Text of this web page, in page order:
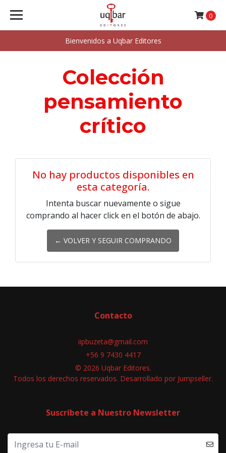
Bienvenidos a Uqbar Editores
0
Colección
pensamiento
crítico
No hay productos disponibles en
esta categoría.
Intenta buscar nuevamente o sigue
comprando al hacer click en el botón de abajo.
← VOLVER Y SEGUIR COMPRANDO
Contacto
iipbuzeta@gmail.com
+56 9 7430 4417
© 2026 Uqbar Editores.
Todos los derechos reservados. Desarrollado por Jumpseller.
Suscríbete a Nuestro Newsletter